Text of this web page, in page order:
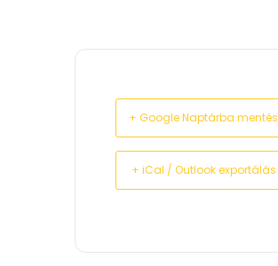
+ Google Naptárba mentés
+ iCal / Outlook exportálás